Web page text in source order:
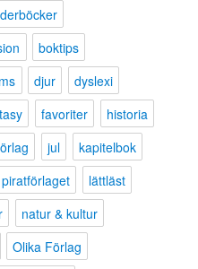
boktips
djur
dyslexi
favoriter
historia
jul
kapitelbok
lättläst
natur & kultur
Olika Förlag